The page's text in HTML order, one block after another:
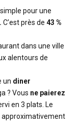
pour une
C’est près de 43 %
dans une ville
alentours de
un diner
? Vous ne paierez
en 3 plats. Le
approximativement